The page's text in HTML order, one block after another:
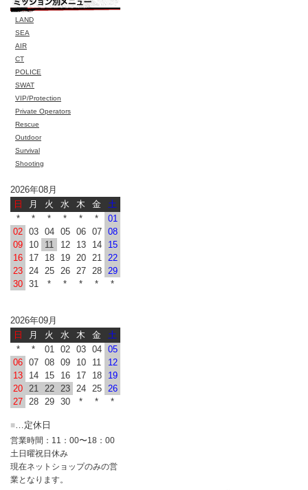
LAND
SEA
AIR
CT
POLICE
SWAT
VIP/Protection
Private Operators
Rescue
Outdoor
Survival
Shooting
2026年08月
日
月 火 水 木 金
土
*
* * * * *
01
02 03 04 05 06 07
08
09
10 11 12 13 14
15
16
17 18 19 20 21
22
23
24 25 26 27 28
29
30 31 * * * * *
2026年09月
日
月 火 水 木 金
土
*
* 01 02 03 04
05
06 07 08 09 10 11
12
13
14 15 16 17 18
19
20
21 22 23 24 25
26
27
28 29 30 * * *
■ …定休日
営業時間：11：00〜18：00
土日曜祝日休み
現在ネットショップのみの営
業となります。